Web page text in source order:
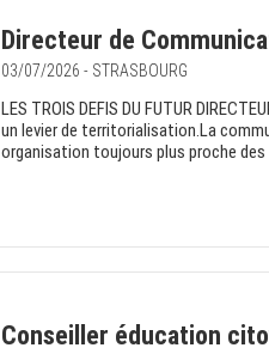
Directeur de
03/07/2026 - STRASBOURG
LES TROIS DEFIS DU FUTUR
un levier de territorialisation.La
organisation toujours plus proche des
Conseiller éducation